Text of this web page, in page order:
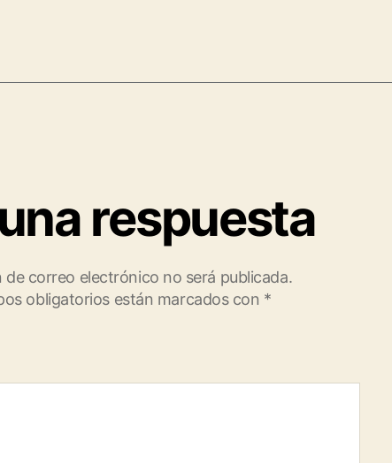
respuesta
de correo electrónico no será publicada.
obligatorios están marcados con *